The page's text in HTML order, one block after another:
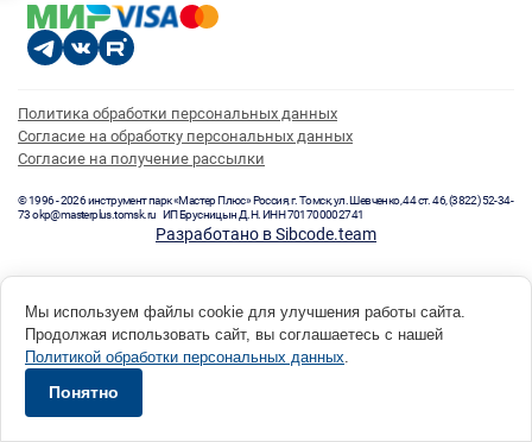
Политика обработки персональных данных
Согласие на обработку персональных данных
Согласие на получение рассылки
© 1996 - 2026 инструмент парк «Мастер Плюс» Россия, г. Томск, ул. Шевченко, 44 ст. 46, (3822) 52-34-
73 okp@masterplus.tomsk.ru ИП Брусницын Д.Н. ИНН 701700002741
Разработано в Sibcode.team
Мы используем файлы cookie для улучшения работы сайта.
Продолжая использовать сайт, вы соглашаетесь с нашей
Политикой обработки персональных данных.
Понятно